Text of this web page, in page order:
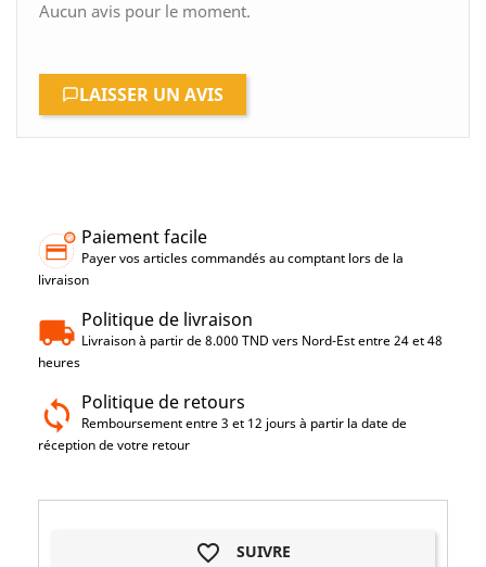
Aucun avis pour le moment.
LAISSER UN AVIS
Paiement facile
Payer vos articles commandés au comptant lors de la
livraison
Politique de livraison
Livraison à partir de 8.000 TND vers Nord-Est entre 24 et 48
heures
Politique de retours
Remboursement entre 3 et 12 jours à partir la date de
réception de votre retour
favorite_border SUIVRE